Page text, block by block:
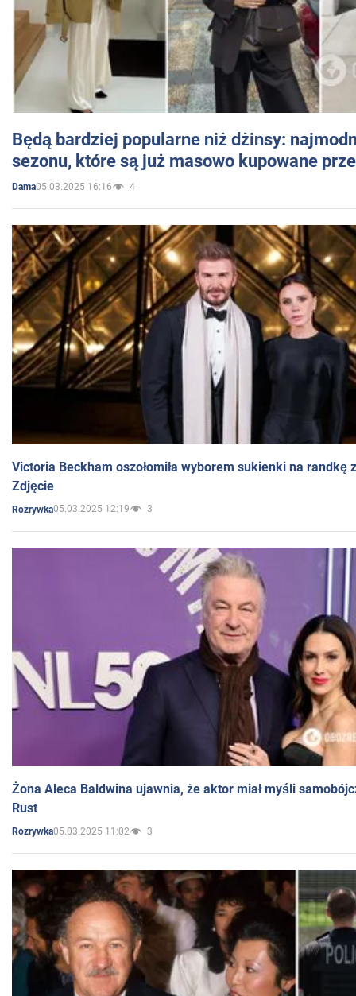
Będą bardziej popularne niż dżinsy:
sezonu, które są już masowo kupowane
Dama05.03.2025 16:16 4
Victoria Beckham oszołomiła wyborem sukienki na randkę
Zdjęcie
Rozrywka05.03.2025 12:19 3
Żona Aleca Baldwina ujawnia, że aktor miał myśli
Rust
Rozrywka05.03.2025 11:02 3